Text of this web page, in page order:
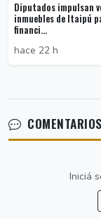
Diputados impulsan
inmuebles de Itaipú
financi...
hace 22 h
COMENTARIOS
Iniciá